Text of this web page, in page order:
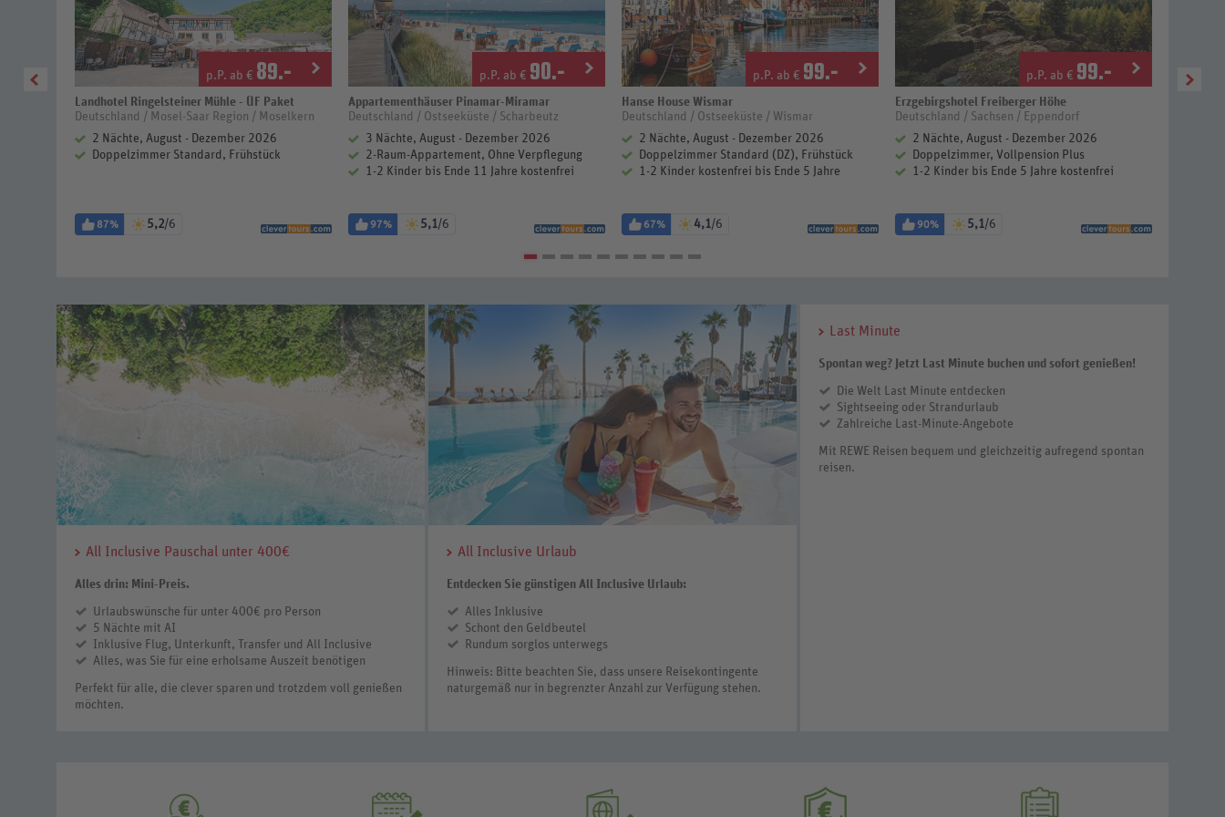
p.P. ab € 89.-
Landhotel Ringelsteiner Mühle - ÜF Paket
Deutschland / Mosel-Saar Region / Moselkern
2 Nächte, August - Dezember 2026
Doppelzimmer Standard, Frühstück
87% 5,2/6
p.P. ab € 90.-
Appartementhäuser Pinamar-Miramar
Deutschland / Ostseeküste / Scharbeutz
3 Nächte, August - Dezember 2026
2-Raum-Appartement, Ohne Verpflegung
1-2 Kinder bis Ende 11 Jahre kostenfrei
97% 5,1/6
p.P. ab € 99.-
Hanse House Wismar
Deutschland / Ostseeküste / Wismar
2 Nächte, August - Dezember 2026
Doppelzimmer Standard (DZ), Frühstück
1-2 Kinder kostenfrei bis Ende 5 Jahre
67% 4,1/6
p.P. ab € 99.-
Erzgebirgshotel Freiberger Höhe
Deutschland / Sachsen / Eppendorf
2 Nächte, August - Dezember 2026
Doppelzimmer, Vollpension Plus
1-2 Kinder bis Ende 5 Jahre kostenfrei
90% 5,1/6
All Inclusive Pauschal unter 400€
Alles drin: Mini-Preis.
Urlaubswünsche für unter 400€ pro Person
5 Nächte mit AI
Inklusive Flug, Unterkunft, Transfer und All Inclusive
Alles, was Sie für eine erholsame Auszeit benötigen
Perfekt für alle, die clever sparen und trotzdem voll genießen
möchten.
All Inclusive Urlaub
Entdecken Sie günstigen All Inclusive Urlaub:
Alles Inklusive
Schont den Geldbeutel
Rundum sorglos unterwegs
Hinweis: Bitte beachten Sie, dass unsere Reisekontingente
naturgemäß nur in begrenzter Anzahl zur Verfügung stehen.